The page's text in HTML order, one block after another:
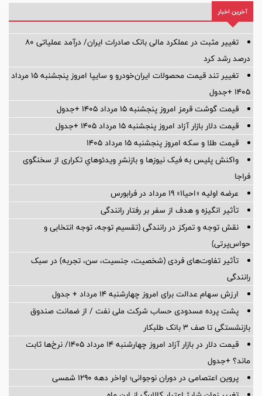
آخرین اخبار
تغییر مثبت در عملکرد مالی بانک صادرات ایران/ درآمد عملیاتی 80
درصد رشد کرد
تغییر تند قیمت محصولات ایران‌خودرو و سایپا امروز پنجشنبه ۱۵ مرداد
۱۴۰۵ +جدول
قیمت گوشت قرمز امروز پنجشنبه ۱۵ مرداد ۱۴۰۵ +جدول
قیمت دلار بازار آزاد امروز پنجشنبه ۱۵ مرداد ۱۴۰۵ +جدول
قیمت طلا و سکه امروز پنجشنبه ۱۵ مرداد ۱۴۰۵
واکنش پلیس به فیک نیوزها و بازنشرِ ویدئوهایِ تکراری از سخنگوی
فراجا
عرضه اولیه «احیا۱» ۱۹ مرداد در فرابورس
تأثیر انگیزه و هدف از سفر بر رفتار رانندگی
نقش توجه و تمرکز در رانندگی (تقسیم توجه، توجه انتخابی و
حواس‌پرتی)
تأثیر تفاوت‌های فردی (شخصیت، جنسیت، سن، تجربه) در سبک
رانندگی
ارزش سهام عدالت برای امروز چهارشنبه ۱۴ مرداد + جدول
پشت پرده‌ مسدودی حساب شرکت ملی نفت / از ضمانت صندوق
بازنشستگی تا صف ۳ بانک طلبکار
قیمت دلار در بازار آزاد امروز چهارشنبه ۱۴ مرداد ۱۴۰۵/ نرخ‌ها ثابت
ماند؟ +جدول
پروین اعتصامی در دوران نوجوانی؛ اواخر دهه ۱۲۹۰ شمسی